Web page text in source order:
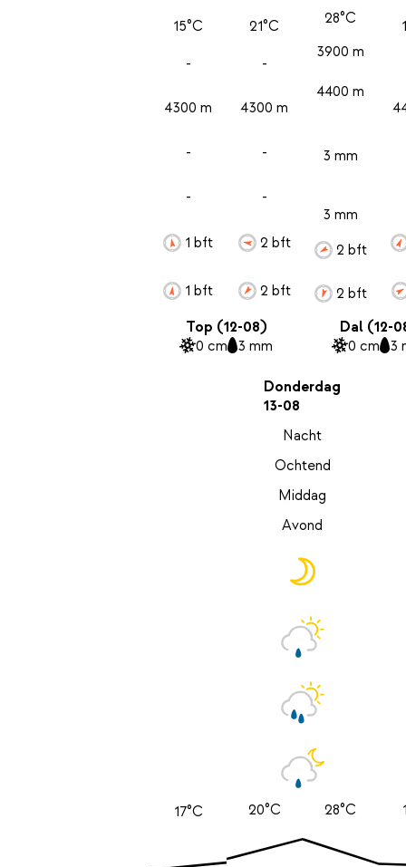
15°C
-
4300 m
-
-
1 bft
1 bft
21°C
-
4300 m
-
-
2 bft
2 bft
28°C
3900 m
4400 m
3 mm
3 mm
2 bft
2 bft
Top (12-08)
0 cm 3 mm
Dal (12-
0 cm 3
Donderdag
13-08
Nacht
Ochtend
Middag
Avond
17°C 20°C 28°C